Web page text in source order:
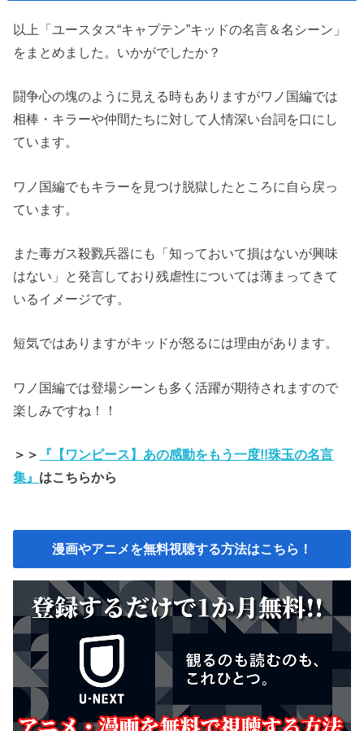
以上「ユースタス“キャプテン”キッドの名言＆名シーン」
をまとめました。いかがでしたか？
闘争心の塊のように見える時もありますがワノ国編では
相棒・キラーや仲間たちに対して人情深い台詞を口にし
ています。
ワノ国編でもキラーを見つけ脱獄したところに自ら戻っ
ています。
また毒ガス殺戮兵器にも「知っておいて損はないが興味
はない」と発言しており残虐性については薄まってきて
いるイメージです。
短気ではありますがキッドが怒るには理由があります。
ワノ国編では登場シーンも多く活躍が期待されますので
楽しみですね！！
＞＞
『【ワンピース】あの感動をもう一度!!珠玉の名言
集』 はこちらから
漫画やアニメを無料視聴する方法はこちら！